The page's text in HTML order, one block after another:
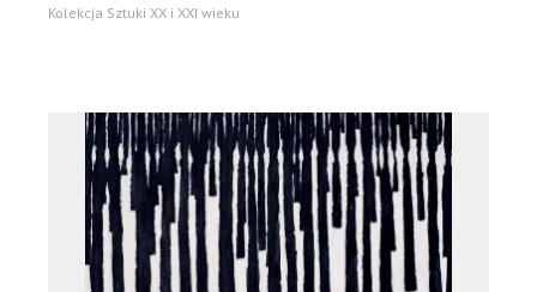
Kolekcja Sztuki XX i XXI wieku